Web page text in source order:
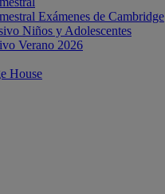
Exámenes de Cambridge
Niños y Adolescentes
Verano 2026